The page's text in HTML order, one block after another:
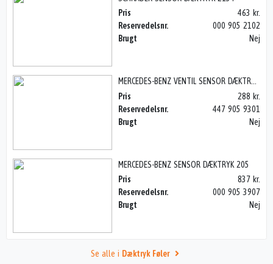
Pris
463 kr.
Reservedelsnr.
000 905 2102
Brugt
Nej
Pris
288 kr.
Reservedelsnr.
447 905 9301
Brugt
Nej
MERCEDES-BENZ SENSOR DÆKTRYK 205
Pris
837 kr.
Reservedelsnr.
000 905 3907
Brugt
Nej
Se alle i Dæktryk Føler